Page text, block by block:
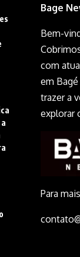
Bage
Bem-
com
em
trazer a
explorar
Para